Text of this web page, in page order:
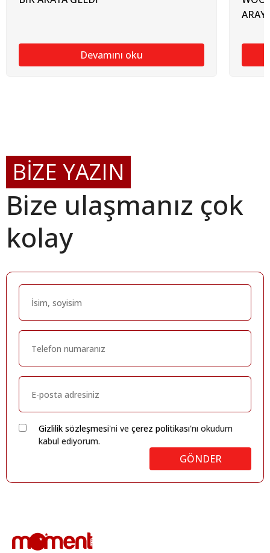
Devamını oku
BİZE YAZIN
Bize ulaşmanız çok
kolay
Gizlilik sözleşmesi'ni ve çerez politikası'nı okudum
kabul ediyorum.
GÖNDER